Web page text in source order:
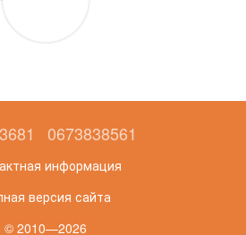
0673838561
информация
версия сайта
© 2010—2026